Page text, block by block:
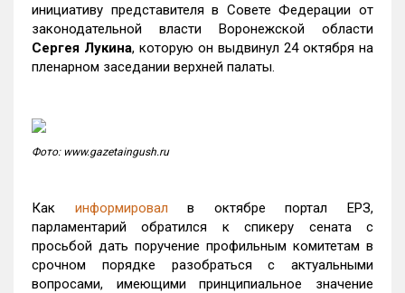
инициативу представителя в Совете Федерации от
законодательной власти Воронежской области
Сергея Лукина, которую он выдвинул 24 октября на
пленарном заседании верхней палаты.
Фото: www.gazetaingush.ru
Как информировал в октябре портал ЕРЗ,
парламентарий обратился к спикеру сената с
просьбой дать поручение профильным комитетам в
срочном порядке разобраться с актуальными
вопросами, имеющими принципиальное значение